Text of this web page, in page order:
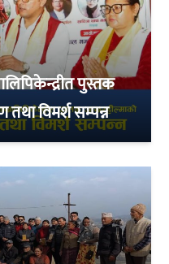
पुस्तक
विमर्श सम्पन्न